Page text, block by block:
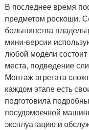
В последнее время
предметом роскоши.
большинства
мини-версии
любой модели
места, подведение
Монтаж агрегата
каждом этапе есть
подготовила
посудомоечной
эксплуатацию и